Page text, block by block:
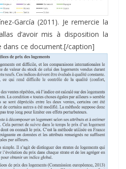
García (2011). Je remercie la
d’avoir mis à disposition la
dans ce document.[/caption]